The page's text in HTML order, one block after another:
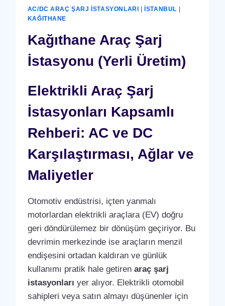
AC/DC ARAÇ ŞARJ İSTASYONLARI İSTANBUL
KAĞITHANE
Kağıthane Araç Şarj
İstasyonu (Yerli Üretim)
Elektrikli Araç Şarj
İstasyonları Kapsamlı
Rehberi: AC ve DC
Karşılaştırması, Ağlar ve
Maliyetler
Otomotiv endüstrisi, içten yanmalı
motorlardan elektrikli araçlara (EV) doğru
geri döndürülemez bir dönüşüm geçiriyor. Bu
devrimin merkezinde ise araçların menzil
endişesini ortadan kaldıran ve günlük
kullanımı pratik hale getiren araç şarj
istasyonları yer alıyor. Elektrikli otomobil
sahipleri veya satın almayı düşünenler için